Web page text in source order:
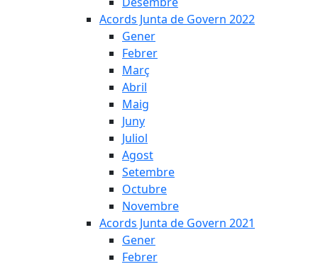
Acords Junta de Govern 2022
Gener
Febrer
Març
Abril
Maig
Juny
Juliol
Agost
Setembre
Octubre
Novembre
Acords Junta de Govern 2021
Gener
Febrer